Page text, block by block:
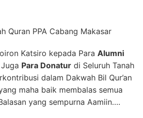
Katsiro kepada Para Alumni
Para Donatur di Seluruh Tanah
dalam Dakwah Bil Qur’an
maha baik membalas semua
yang sempurna Aamiin….